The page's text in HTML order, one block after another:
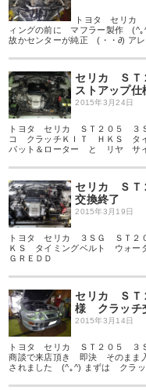
トヨタ セリカ
ィングの前に マフラー製作 (^｡
故かセンターが純正 (・・∂) ア
セリカ Ｓ
ストアップ仕
2015年3月24日
トヨタ セリカ ＳＴ２０５ ３
コ クラッチＫＩＴ ＨＫＳ タ
パット＆ローター と リヤ サ
セリカ ＳＴ
交換終了
2015年3月19日
トヨタ セリカ ３ＳＧ ＳＴ２
ＫＳ タイミングベルト ウォー
ＧＲＥＤＤ
セリカ ＳＴ
様 クラッチ
2015年3月14日
トヨタ セリカ ＳＴ２０５ ３Ｓ
商談で来店頂き 即決 そのまま
されました (^｡^) まずは クラッ